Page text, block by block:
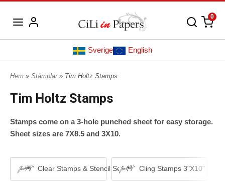
0
Sverige English
Hem » Stämplar » Tim Holtz Stamps
Tim Holtz Stamps
Stamps come on a 3-hole punched sheet for easy storage.
Sheet sizes are 7X8.5 and 3X10.
Clear Stamps & Stencil Set Cling Stamps 3"X10"